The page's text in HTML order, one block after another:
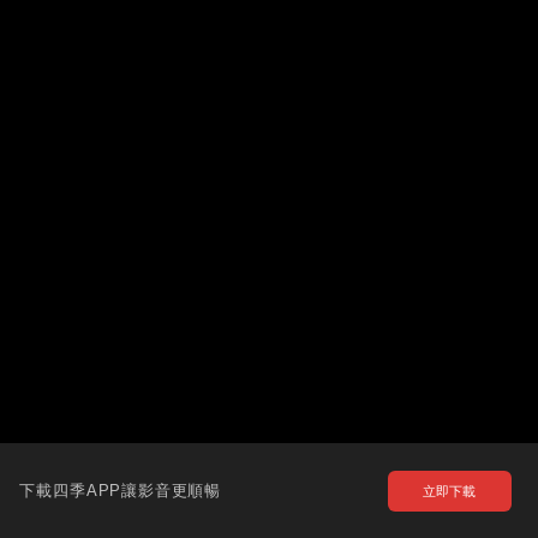
下載四季APP讓影音更順暢 立即下載